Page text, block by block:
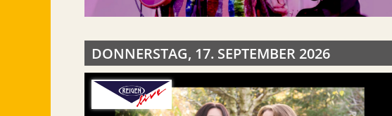
DONNERSTAG, 17. SEPTEMBER 2026